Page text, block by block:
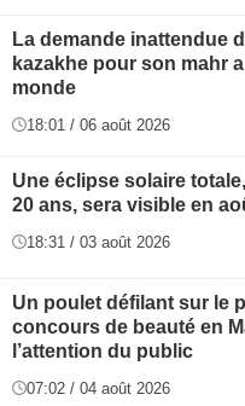
La demande inattendue
kazakhe pour son mahr
monde
18:01 / 06 août 2026
Une éclipse solaire
20 ans, sera visible en
18:31 / 03 août 2026
Un poulet défilant sur le
concours de beauté en
l’attention du public
07:02 / 04 août 2026